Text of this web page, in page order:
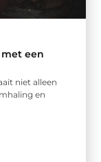
een
niet alleen
en